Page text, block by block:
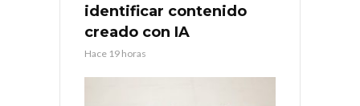
identificar contenido
creado con IA
Hace 19 horas